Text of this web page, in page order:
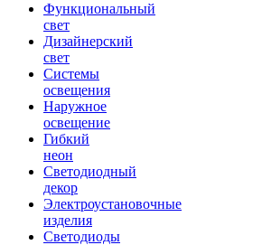
Функциональный
свет
Дизайнерский
свет
Системы
освещения
Наружное
освещение
Гибкий
неон
Светодиодный
декор
Электроустановочные
изделия
Светодиоды